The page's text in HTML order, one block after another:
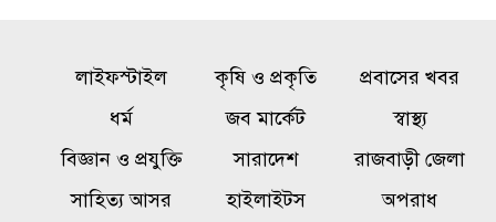
ফারুকীর
সাকিবকে দেশে ফেরানো নিয়ে
আগের অবস্থান থেকে সরে গেলেন
ক্রীড়া প্রতিমন্ত্রী
লাইফস্টাইল কৃষি ও প্রকৃতি
প্রবাসের খবর
ধর্ম
জব মার্কেট
স্বাস্থ্য
বিজ্ঞান ও প্রযুক্তি
সারাদেশ
রাজবাড়ী জেলা
সাহিত্য আসর
হাইলাইটস
অপরাধ